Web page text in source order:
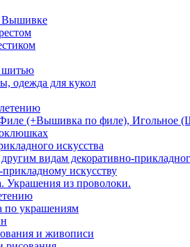
одежда для кукол
(+Вышивка по филе), Игольное
искусства
видам декоративно-
искусству
Украшения из проволоки.
по украшениям
и живописи